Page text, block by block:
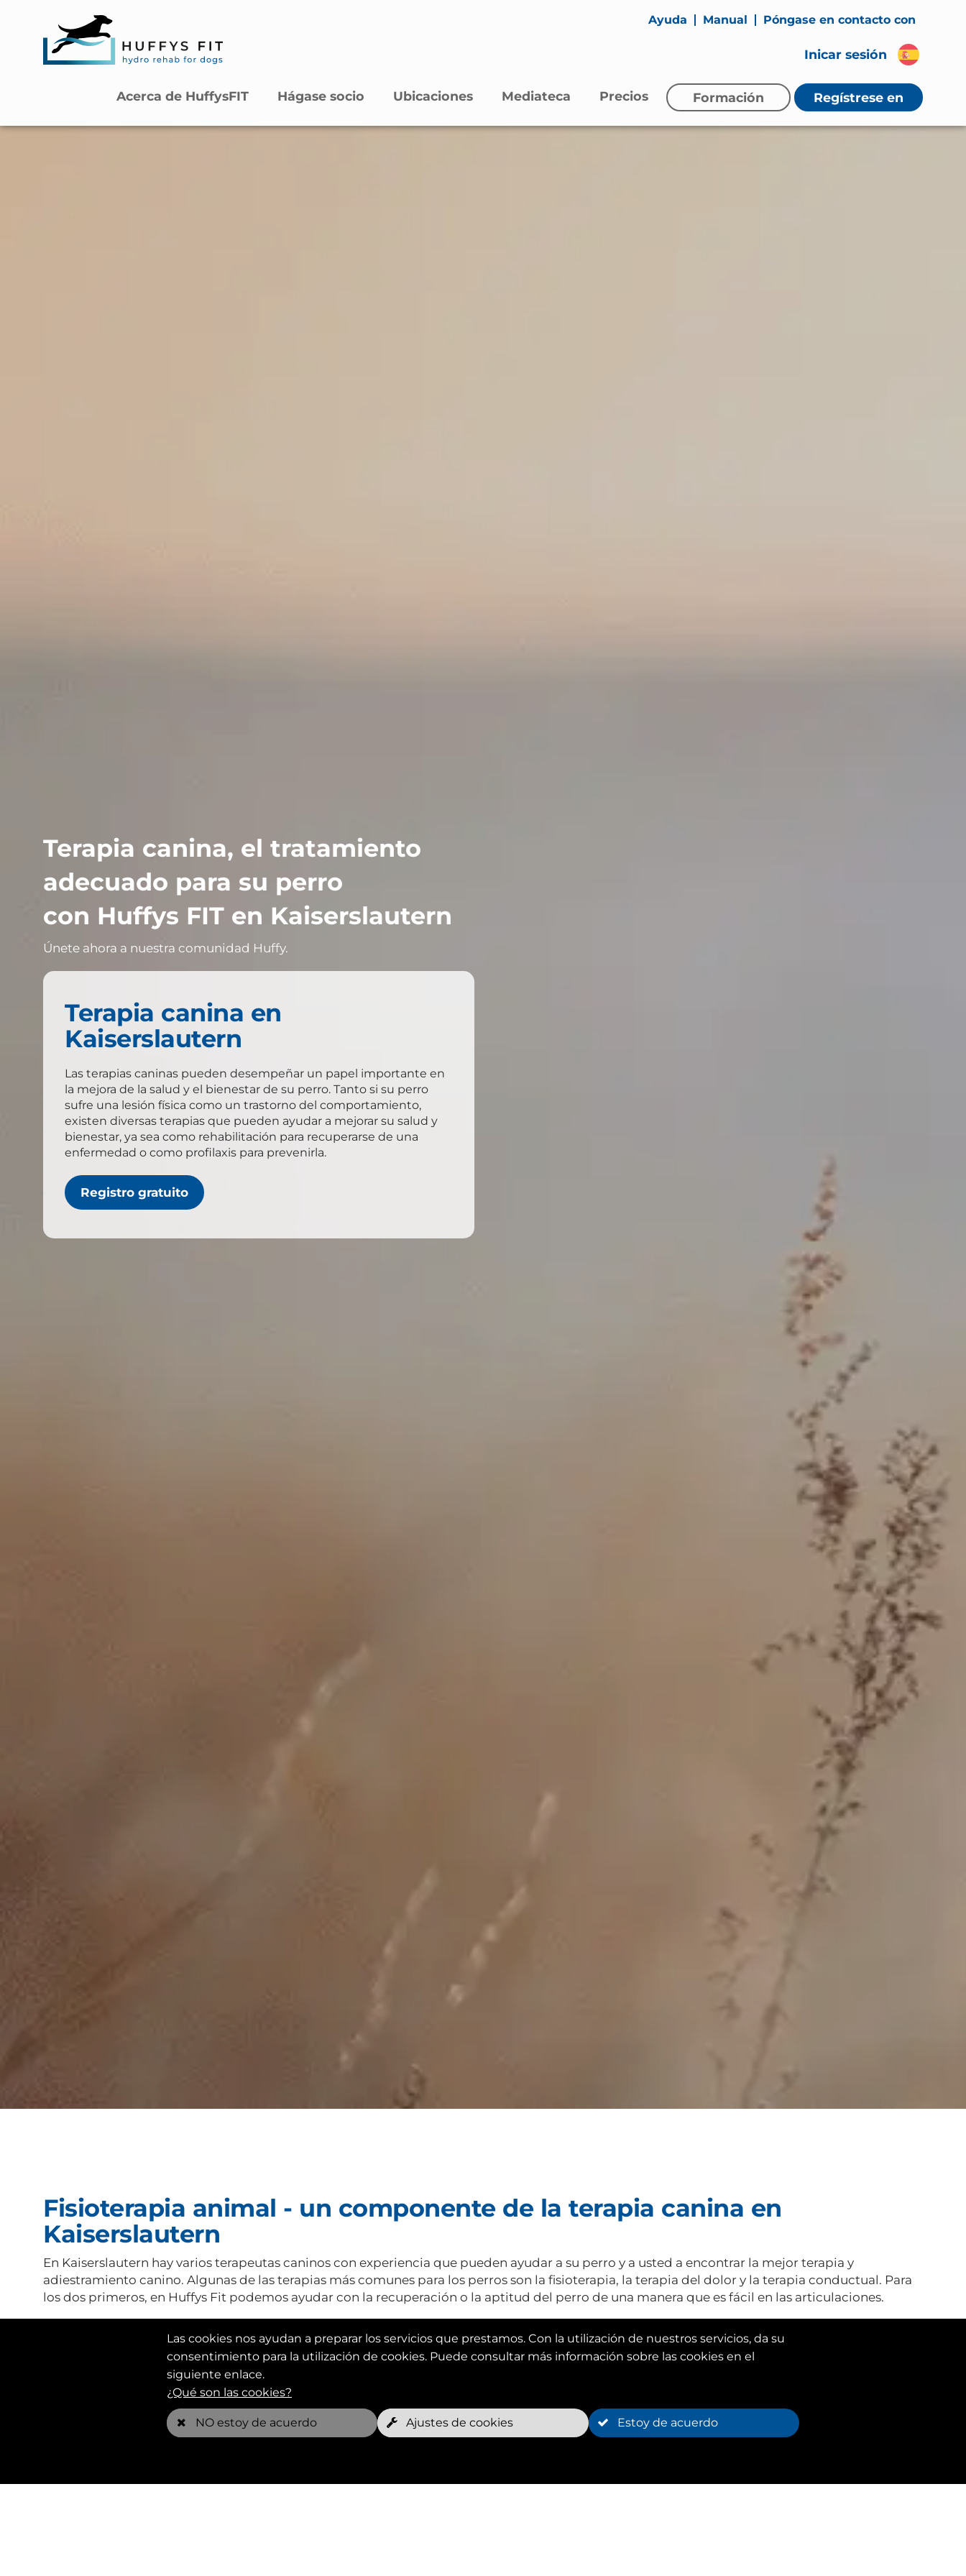
Ayuda Manual Póngase en contacto con
Inicar sesión
Acerca de HuffysFIT Hágase socio Ubicaciones Mediateca Precios Regístrese en
Formación
Terapia canina, el tratamiento
adecuado para su perro
con Huffys FIT en Kaiserslautern
Únete ahora a nuestra comunidad Huffy.
Terapia canina en
Kaiserslautern
Las terapias caninas pueden desempeñar un papel importante en
la mejora de la salud y el bienestar de su perro. Tanto si su perro
sufre una lesión física como un trastorno del comportamiento,
existen diversas terapias que pueden ayudar a mejorar su salud y
bienestar, ya sea como rehabilitación para recuperarse de una
enfermedad o como profilaxis para prevenirla.
Registro gratuito
Fisioterapia animal - un componente de la terapia canina en
Kaiserslautern
En Kaiserslautern hay varios terapeutas caninos con experiencia que pueden ayudar a su perro y a usted a encontrar la mejor terapia y
adiestramiento canino. Algunas de las terapias más comunes para los perros son la fisioterapia, la terapia del dolor y la terapia conductual. Para
los dos primeros, en Huffys Fit podemos ayudar con la recuperación o la aptitud del perro de una manera que es fácil en las articulaciones.
Ventajas
Las cookies nos ayudan a preparar los servicios que prestamos. Con la utilización de nuestros servicios, da su
consentimiento para la utilización de cookies. Puede consultar más información sobre las cookies en el
siguiente enlace.
¿Qué son las cookies?
NO estoy de acuerdo Ajustes de cookies Estoy de acuerdo